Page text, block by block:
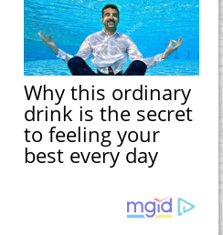
Why this ordinary
drink is the secret
to feeling your
best every day